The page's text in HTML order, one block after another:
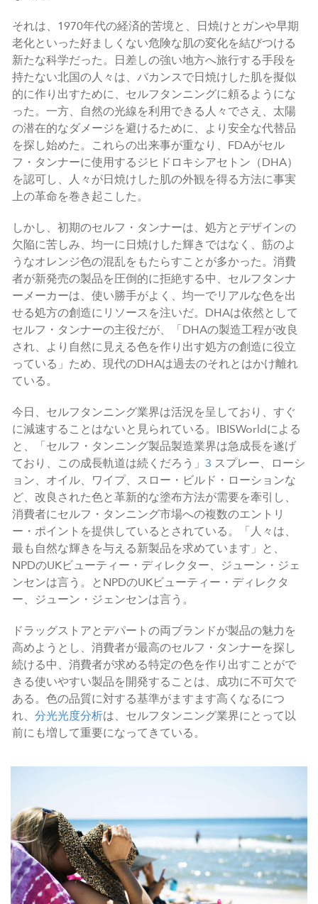
それは、1970年代の経済的苦境と、日焼けとガンや早期
老化といった好ましくない危険な肌の変化を結びつける
新たな科学だった。日差しの強い地方へ旅行する手段を
持たない北国の人々は、バカンスで日焼けした肌を擬似
的に作り出すために、セルフタンニングに頼るようにな
った。一方、自然の光線を利用できる人々でさえ、太陽
の潜在的なダメージを避けるために、より安全な代替品
を探し始めた。これらの出来事が重なり、FDAがセル
フ・タンナーに使用するジヒドロキシアセトン（DHA）
を認可し、人々が日焼けした肌の外観を得る方法に事実
上の革命を巻き起こした。
しかし、初期のセルフ・タンナーは、処方とデザインの
欠陥に苦しみ、均一に日焼けした輝きではなく、筋のよ
うなオレンジ色の混乱をもたらすことが多かった。消費
者が新発売の製品を圧倒的に拒絶する中、セルフタンナ
ーメーカーは、使い勝手がよく、均一でリアルな色を出
せる処方の創造にリソースを注いだ。DHAは依然として
セルフ・タンナーの主役だが、「DHAの製造工程が改良
され、より自然に見える色を作り出す処方の創造に役立
っている」ため、現代のDHAは過去のそれとはかけ離れ
ている。
今日、セルフタンニング業界は活況を呈しており、すぐ
に減速することはないと見られている。IBISWorldによる
と、「セルフ・タンニング製品製造業界は急成長を遂げ
ており、この成長軌道は続くだろう」 3 スプレー、ローシ
ョン、オイル、ワイプ、スロー・ビルド・ローションな
ど、改良された色と革新的な塗布方法が需要を牽引し、
消費者にセルフ・タンニング市場への複数のエントリ
ー・ポイントを提供しているとされている。「人々は、
最も自然な輝きを与える新製品を求めています」と、
NPDのUKビューティー・ディレクター、ジューン・ジェ
ンセンは言う。とNPDのUKビューティー・ディレクタ
ー、ジューン・ジェンセンは言う。
ドラッグストアとデパートの両ブランドが製品の魅力を
高めようとし、消費者が最高のセルフ・タンナーを探し
続ける中、消費者が求める特定の色を作り出すことがで
きる使いやすい製品を開発することは、成功に不可欠で
ある。色の品質に対する基準がますます高くなるにつ
れ、 分光光度分析は、セルフタンニング業界にとって以
前にも増して重要になってきている。